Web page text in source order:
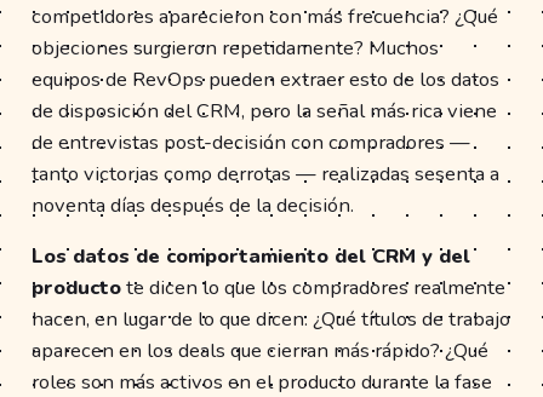
competidores aparecieron con más frecuencia? ¿Qué
objeciones surgieron repetidamente? Muchos
equipos de RevOps pueden extraer esto de los datos
de disposición del CRM, pero la señal más rica viene
de entrevistas post-decisión con compradores —
tanto victorias como derrotas — realizadas sesenta a
noventa días después de la decisión.
Los datos de comportamiento del CRM y del
productote dicen lo que los compradores realmente
hacen, en lugar de lo que dicen. ¿Qué títulos de trabajo
aparecen en los deals que cierran más rápido? ¿Qué
roles son más activos en el producto durante la fase